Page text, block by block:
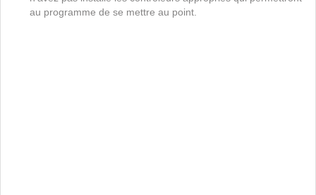
au programme de se mettre au point.